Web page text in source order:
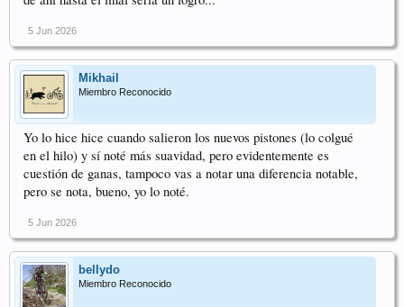
5 Jun 2026
Mikhail
Miembro Reconocido
Yo lo hice hice cuando salieron los nuevos pistones (lo colgué
en el hilo) y sí noté más suavidad, pero evidentemente es
cuestión de ganas, tampoco vas a notar una diferencia notable,
pero se nota, bueno, yo lo noté.
5 Jun 2026
bellydo
Miembro Reconocido